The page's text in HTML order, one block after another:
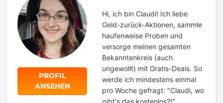
PROFIL
ANSEHEN
Hi, ich bin Claudi! Ich liebe
Geld-zurück-Aktionen, sammle
haufenweise Proben und
versorge meinen gesamten
Bekanntenkreis (auch
ungewollt) mit Gratis-Deals. So
werde ich mindestens einmal
pro Woche gefragt: "Claudi, wo